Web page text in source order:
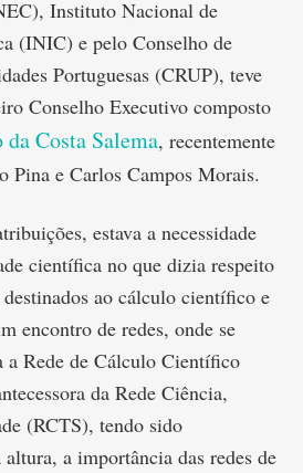
Instituto Nacional de
(INIC) e pelo Conselho de
Portuguesas (CRUP), teve
Conselho Executivo composto
Costa Salema, recentemente
Pina e Carlos Campos Morais.
estava a necessidade
científica no que dizia respeito
ao cálculo científico e
encontro de redes, onde se
a Rede de Cálculo Científico
da Rede Ciência,
(RCTS), tendo sido
a importância das redes de